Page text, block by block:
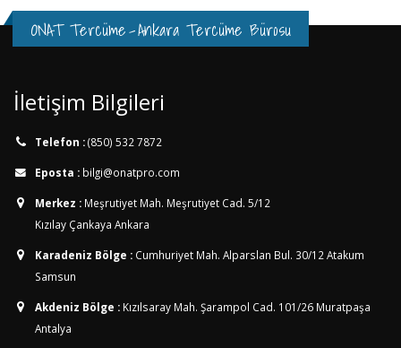
ONAT Tercüme-Ankara Tercüme Bürosu
İletişim Bilgileri
Telefon :(850) 532 7872
Eposta : bilgi@onatpro.com
Merkez : Meşrutiyet Mah. Meşrutiyet Cad. 5/12
Kızılay Çankaya Ankara
Karadeniz Bölge : Cumhuriyet Mah. Alparslan Bul. 30/12 Atakum
Samsun
Akdeniz Bölge : Kızılsaray Mah. Şarampol Cad. 101/26 Muratpaşa
Antalya